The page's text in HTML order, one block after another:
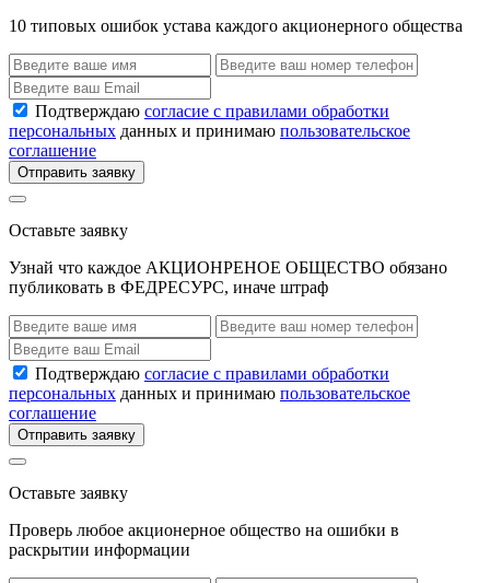
10 типовых ошибок устава каждого акционерного общества
Подтверждаю согласие с правилами обработки
персональных данных и принимаю пользовательское
соглашение
Отправить заявку
Оставьте заявку
Узнай что каждое АКЦИОНРЕНОЕ ОБЩЕСТВО обязано
публиковать в ФЕДРЕСУРС, иначе штраф
Подтверждаю согласие с правилами обработки
персональных данных и принимаю пользовательское
соглашение
Отправить заявку
Оставьте заявку
Проверь любое акционерное общество на ошибки в
раскрытии информации